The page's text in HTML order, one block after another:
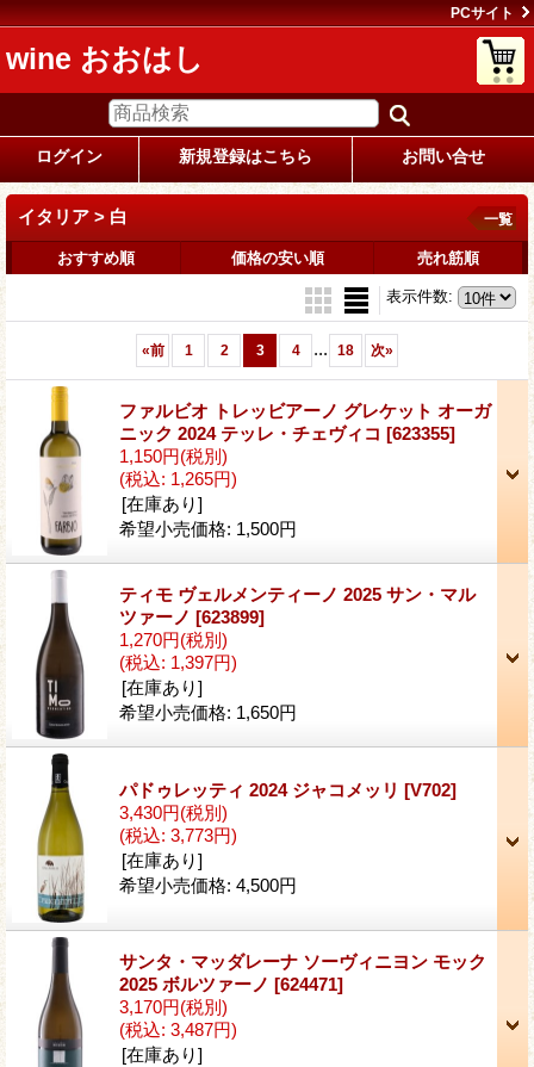
PCサイト
wine おおはし
ログイン 新規登録はこちら お問い合せ
イタリア > 白 一覧
おすすめ順 価格の安い順 売れ筋順
表示件数:
«前 1 2 3 4 ... 18 次»
ファルビオ トレッビアーノ グレケット オーガ
ニック 2024 テッレ・チェヴィコ [623355]
1,150円(税別)
(税込: 1,265円)
[在庫あり]
希望小売価格: 1,500円
ティモ ヴェルメンティーノ 2025 サン・マル
ツァーノ [623899]
1,270円(税別)
(税込: 1,397円)
[在庫あり]
希望小売価格: 1,650円
パドゥレッティ 2024 ジャコメッリ [V702]
3,430円(税別)
(税込: 3,773円)
[在庫あり]
希望小売価格: 4,500円
サンタ・マッダレーナ ソーヴィニヨン モック
2025 ボルツァーノ [624471]
3,170円(税別)
(税込: 3,487円)
[在庫あり]